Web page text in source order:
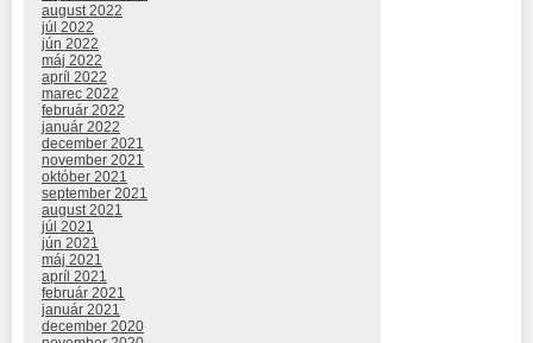
august 2022
júl 2022
jún 2022
máj 2022
apríl 2022
marec 2022
február 2022
január 2022
december 2021
november 2021
október 2021
september 2021
august 2021
júl 2021
jún 2021
máj 2021
apríl 2021
február 2021
január 2021
december 2020